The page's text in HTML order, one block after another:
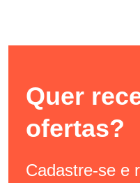
Quer
ofertas?
Cadastre-se e